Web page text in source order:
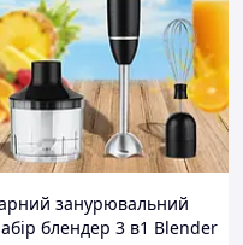
занурювальний
блендер 3 в1 Blender